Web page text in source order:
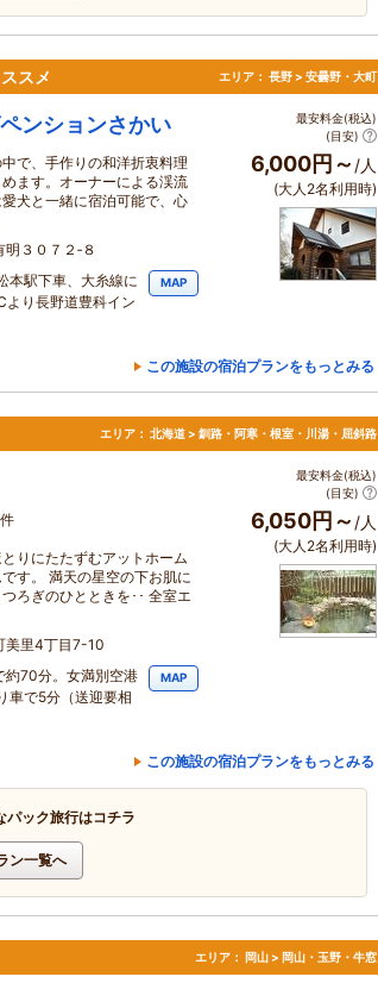
スメ エリア： 長野 > 安曇野・大町
ンションさかい
で、手作りの和洋折衷料理
ます。オーナーによる渓流
犬と一緒に宿泊可能で、心
３０７２‐８
本駅下車、大糸線に
より長野道豊科イン
MAP
最安料金(税込)
(目安)
6,000円～ /人
(大人2名利用時)
この施設の宿泊プランをもっとみる
エリア： 北海道 > 釧路・阿寒・根室・川湯・屈斜路
りにたたずむアットホーム
す。 満天の星空の下お肌に
ろぎのひとときを･･ 全室エ
美里4丁目7-10
約70分。女満別空港
車で5分（送迎要相
MAP
最安料金(税込)
(目安)
6,050円～ /人
(大人2名利用時)
この施設の宿泊プランをもっとみる
パック旅行はコチラ
ン一覧へ
エリア： 岡山 > 岡山・玉野・牛窓